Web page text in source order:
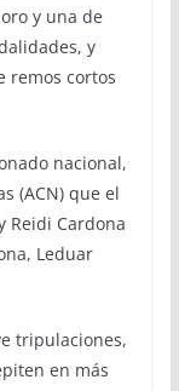
y una de
y
remos cortos
nacional,
(ACN) que el
Reidi Cardona
Leduar
tripulaciones,
en más